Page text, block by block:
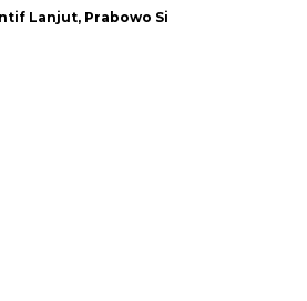
Prabowo Siapkan Stimulus Baru